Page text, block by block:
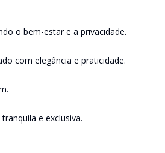
o bem-estar e a privacidade.
com elegância e praticidade.
e exclusiva.